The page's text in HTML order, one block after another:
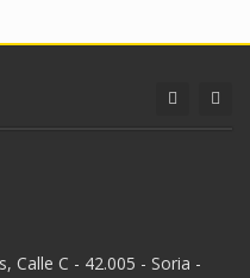
Calle C - 42.005 - Soria -